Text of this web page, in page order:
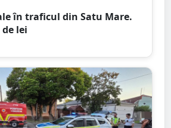
în traficul din Satu Mare.
lei